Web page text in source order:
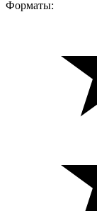
Форматы: